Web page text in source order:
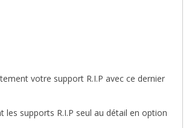
votre support R.I.P avec ce dernier
les supports R.I.P seul au détail en option